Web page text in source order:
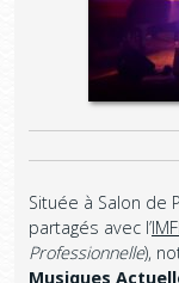
Située à Salon de
partagés avec l’
Professionnelle),
Musiques